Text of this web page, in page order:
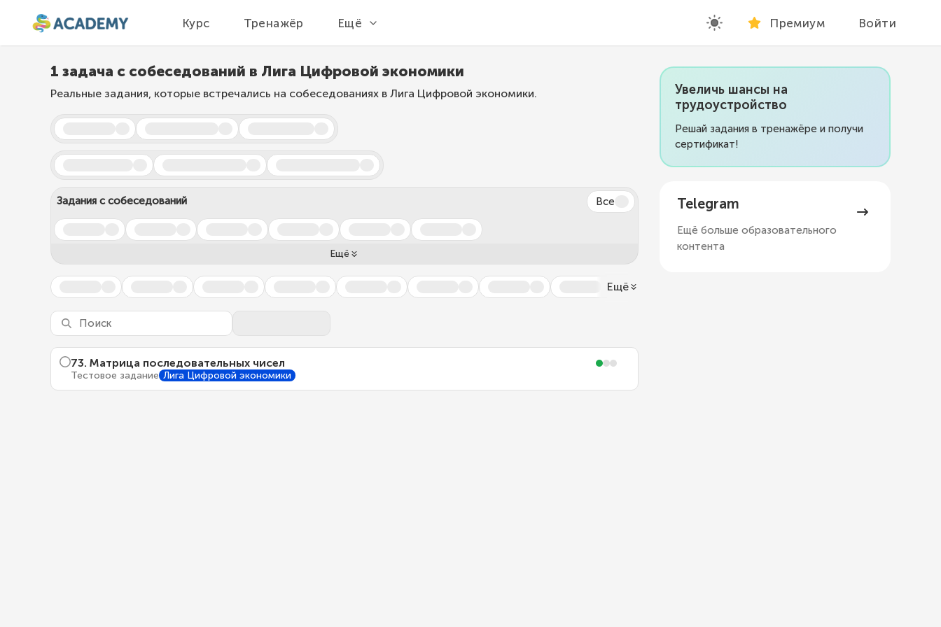
Курс Тренажёр Ещё Премиум Войти
1 задача с собеседований в Лига Цифровой экономики
Реальные задания, которые встречались на собеседованиях в Лига Цифровой экономики.
Задания с собеседований Все
Ещё
Ещё
73. Матрица последовательных чисел
Тестовое задание Лига Цифровой экономики
Увеличь шансы на
трудоустройство
Решай задания в тренажёре и получи
сертификат!
Telegram
Ещё больше образовательного
контента